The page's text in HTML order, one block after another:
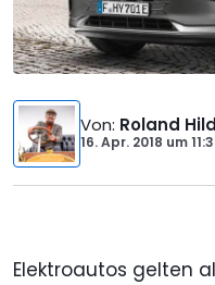
Von: Roland
16. Apr. 2018 um
Elektroautos gelten